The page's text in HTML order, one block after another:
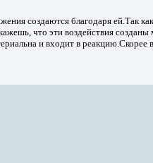
создаются благодаря ей.Так
что эти воздействия
и входит в реакцию.Скорее